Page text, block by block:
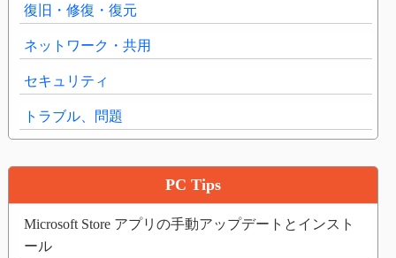
復旧・修復・復元
ネットワーク・共用
セキュリティ
トラブル、問題
PC Tips
Microsoft Store アプリの手動アップデートとインスト
ール